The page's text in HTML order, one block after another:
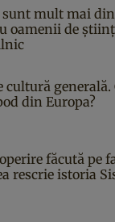
sunt mult mai
oamenii de
cultură generală.
din Europa?
făcută pe
rescrie istoria